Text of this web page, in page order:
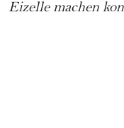
Eizelle machen